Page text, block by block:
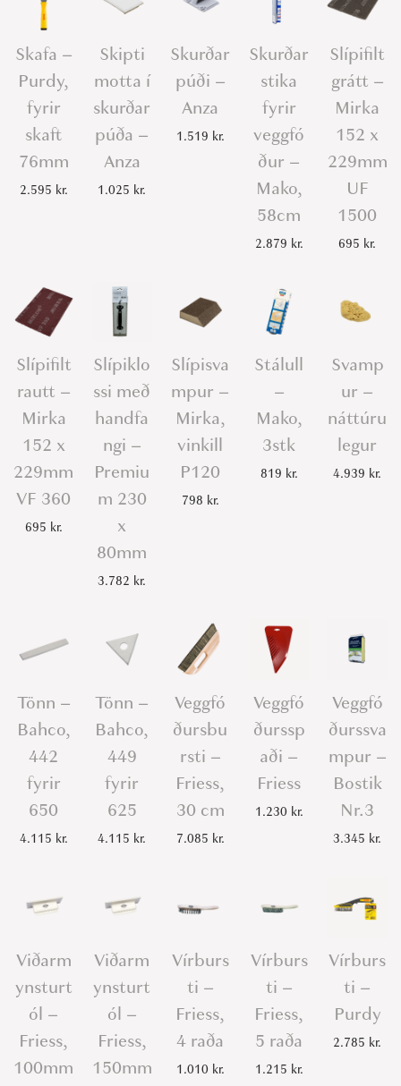
Skafa –
Purdy,
fyrir
skaft
76mm
2.595 kr.
Skipti
motta í
skurðar
púða –
Anza
1.025 kr.
Skurðar
púði –
Anza
1.519 kr.
Skurðar
stika
fyrir
veggfó
ður –
Mako,
58cm
2.879 kr.
Slípifilt
grátt –
Mirka
152 x
229mm
UF
1500
695 kr.
Slípifilt
rautt –
Mirka
152 x
229mm
VF 360
695 kr.
Slípiklo
ssi með
handfa
ngi –
Premiu
m 230
x
80mm
3.782 kr.
Slípisva
mpur –
Mirka,
vinkill
P120
798 kr.
Stálull
–
Mako,
3stk
819 kr.
Svamp
ur –
náttúru
legur
4.939 kr.
Tönn –
Bahco,
442
fyrir
650
4.115 kr.
Tönn –
Bahco,
449
fyrir
625
4.115 kr.
Veggfó
ðursbu
rsti –
Friess,
30 cm
7.085 kr.
Veggfó
ðurssp
aði –
Friess
1.230 kr.
Veggfó
ðurssva
mpur –
Bostik
Nr.3
3.345 kr.
Viðarm
ynsturt
ól –
Friess,
100mm
Viðarm
ynsturt
ól –
Friess,
150mm
Vírburs
ti –
Friess,
4 raða
1.010 kr.
Vírburs
ti –
Friess,
5 raða
1.215 kr.
Vírburs
ti –
Purdy
2.785 kr.